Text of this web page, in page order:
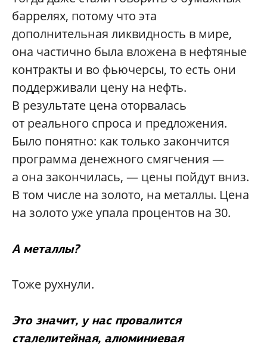
баррелях, потому что эта
дополнительная ликвидность в мире,
она частично была вложена в нефтяные
контракты и во фьючерсы, то есть они
поддерживали цену на нефть.
В результате цена оторвалась
от реального спроса и предложения.
Было понятно: как только закончится
программа денежного смягчения —
а она закончилась, — цены пойдут вниз.
В том числе на золото, на металлы. Цена
на золото уже упала процентов на 30.
А металлы?
Тоже рухнули.
Это значит, у нас провалится
сталелитейная, алюминиевая